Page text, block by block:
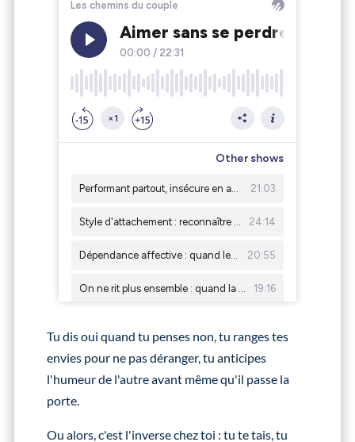
Tu dis oui quand tu penses non, tu ranges tes
envies pour ne pas déranger, tu anticipes
l'humeur de l'autre avant même qu'il passe la
porte.
Ou alors, c'est l'inverse chez toi : tu te tais, tu